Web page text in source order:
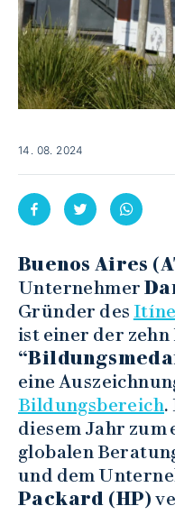
14. 08. 2024
Buenos Aires
Unternehmer
Gründer des
ist einer der
eine
Bildungsbereich.
diesem Jahr zum
globalen
und dem
Packard (HP)